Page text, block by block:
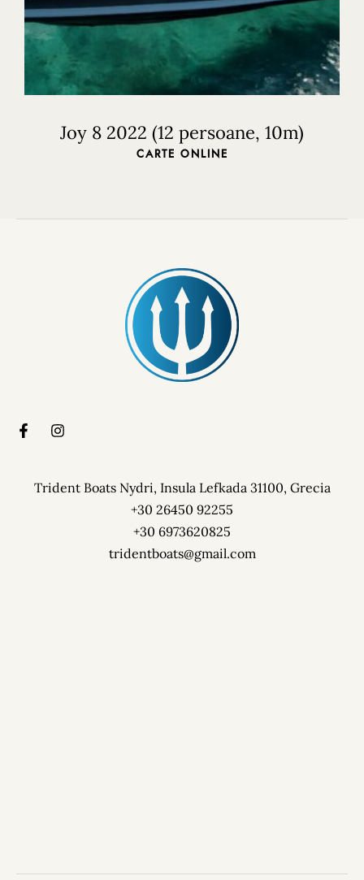
Joy 8 2022 (12 persoane, 10m)
CARTE ONLINE
Trident Boats Nydri, Insula Lefkada 31100, Grecia
+30 26450 92255
+30 6973620825
tridentboats@gmail.com